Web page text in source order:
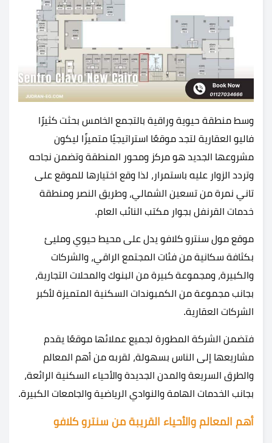
وسط منطقة حيوية وراقية بالتجمع الخامس بحثت كثيرًا
فاليو العقارية لتجد موقعًا استراتيجيًا متميزًا ليكون
مشروعها الجديد هو مركز ومحور المنطقة وتضمن نجاحه
وتردد الزوار عليه باستمرار، لذا وقع اختيارها للموقع على
تاني نمرة من تسعين الشمالي، وطريق النصر ومنطقة
خدمات القرنفل بجوار مكتب النائب العام.
موقع مول سنترو كلافو يدل على محيط حيوي ومليئ
بكثافة سكانية من فئات المجتمع الراقي، والشركات
والكبيرة، ومجموعة كبيرة من البنوك والمحلات التجارية،
بجانب مجموعة من الكمبوندات السكنية المتميزة لأكبر
الشركات العقارية.
فتضمن الشركة المطورة لجميع عملائها موقعًا يقدم
مشاريعها إلى الناس بسهولة، لقربه من أهم المعالم
والطرق السريعة والمدن الجديدة والأحياء السكنية الرائعة،
بجانب الخدمات الهامة والنوادي الرياضية والجامعات الكبيرة.
أهم المعالم والأحياء القريبة من سنترو كلافو